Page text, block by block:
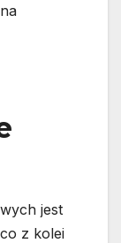
jest
z kolei